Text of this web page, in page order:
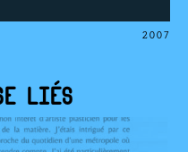
2007
LIÉS